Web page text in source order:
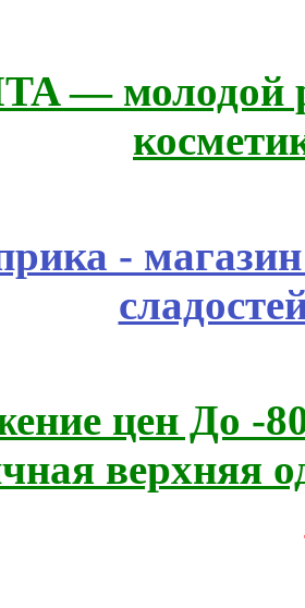
— молодой
-
цен До -
верхняя